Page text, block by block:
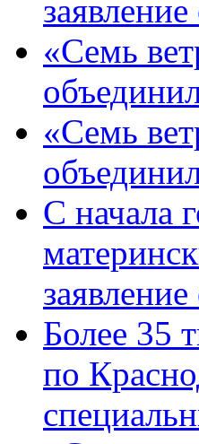
«Семь
«Семь
С начала
Более 35
по